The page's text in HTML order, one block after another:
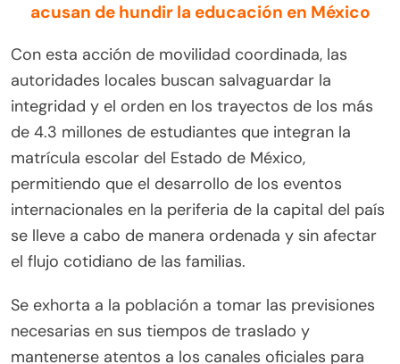
acusan de hundir la educación en México
Con esta acción de movilidad coordinada, las
autoridades locales buscan salvaguardar la
integridad y el orden en los trayectos de los más
de 4.3 millones de estudiantes que integran la
matrícula escolar del Estado de México,
permitiendo que el desarrollo de los eventos
internacionales en la periferia de la capital del país
se lleve a cabo de manera ordenada y sin afectar
el flujo cotidiano de las familias.
Se exhorta a la población a tomar las previsiones
necesarias en sus tiempos de traslado y
mantenerse atentos a los canales oficiales para